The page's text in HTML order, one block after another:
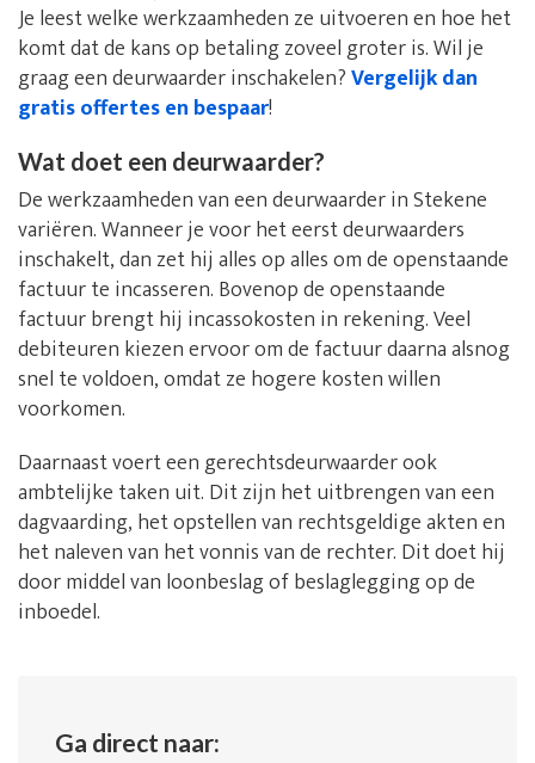
Je leest welke werkzaamheden ze uitvoeren en hoe het
komt dat de kans op betaling zoveel groter is. Wil je
graag een deurwaarder inschakelen?Vergelijk dan
gratis offertes en bespaar!
Wat doet een deurwaarder?
De werkzaamheden van een deurwaarder in Stekene
variëren. Wanneer je voor het eerst deurwaarders
inschakelt, dan zet hij alles op alles om de openstaande
factuur te incasseren. Bovenop de openstaande
factuur brengt hij incassokosten in rekening. Veel
debiteuren kiezen ervoor om de factuur daarna alsnog
snel te voldoen, omdat ze hogere kosten willen
voorkomen.
Daarnaast voert een gerechtsdeurwaarder ook
ambtelijke taken uit. Dit zijn het uitbrengen van een
dagvaarding, het opstellen van rechtsgeldige akten en
het naleven van het vonnis van de rechter. Dit doet hij
door middel van loonbeslag of beslaglegging op de
inboedel.
Ga direct naar: